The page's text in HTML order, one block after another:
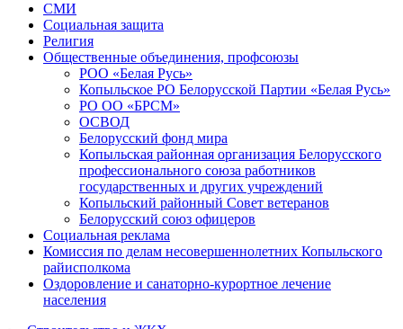
СМИ
Социальная защита
Религия
Общественные объединения, профсоюзы
РОО «Белая Русь»
Копыльское РО Белорусской Партии «Белая Русь»
РО ОО «БРСМ»
ОСВОД
Белорусский фонд мира
Копыльская районная организация Белорусского
профессионального союза работников
государственных и других учреждений
Копыльский районный Совет ветеранов
Белорусский союз офицеров
Социальная реклама
Комиссия по делам несовершеннолетних Копыльского
райисполкома
Оздоровление и санаторно-курортное лечение
населения